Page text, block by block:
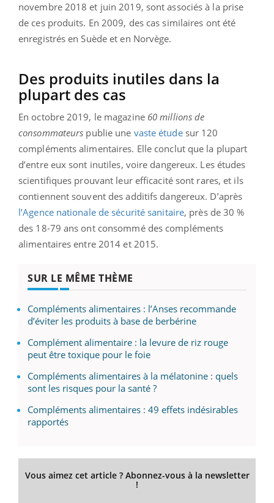
novembre 2018 et juin 2019, sont associés à la prise
de ces produits. En 2009, des cas similaires ont été
enregistrés en Suède et en Norvège.
Des produits inutiles dans la
plupart des cas
En octobre 2019, le magazine 60 millions de
consommateurs publie une vaste étudesur 120
compléments alimentaires. Elle conclut que la plupart
d’entre eux sont inutiles, voire dangereux. Les études
scientifiques prouvant leur efficacité sont rares, et ils
contiennent souvent des additifs dangereux. D’après
l’Agence nationale de sécurité sanitaire, près de 30 %
des 18-79 ans ont consommé des compléments
alimentaires entre 2014 et 2015.
SUR LE MÊME THÈME
Compléments alimentaires : l’Anses recommande
d’éviter les produits à base de berbérine
Complément alimentaire : la levure de riz rouge
peut être toxique pour le foie
Compléments alimentaires à la mélatonine : quels
sont les risques pour la santé ?
Compléments alimentaires : 49 effets indésirables
rapportés
Vous aimez cet article ? Abonnez-vous à la newsletter
!